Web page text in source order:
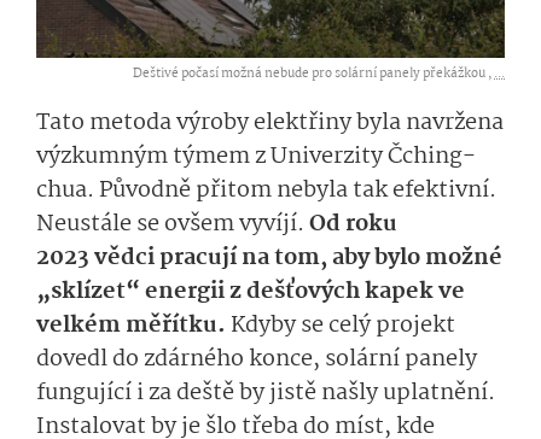
Deštivé počasí možná nebude pro solární panely překážkou ,...
Tato metoda výroby elektřiny byla navržena
výzkumným týmem zUniverzity Čching-
chua. Původně přitom nebyla tak efektivní.
Neustále se ovšem vyvíjí. Od roku
2023 vědci pracují na tom, aby bylo možné
„sklízet“ energii z dešťových kapek ve
velkém měřítku. Kdyby se celý projekt
dovedl do zdárného konce, solární panely
fungující i za deště by jistě našly uplatnění.
Instalovat by je šlo třeba do míst, kde